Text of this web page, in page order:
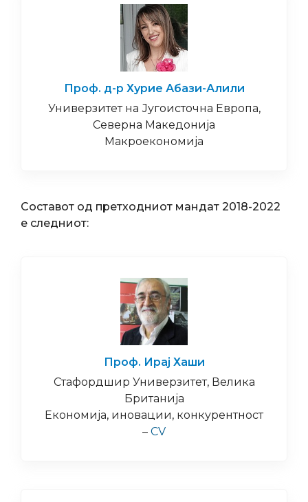
Проф. д-р Хурие Абази-Алили
Универзитет на Југоисточна Европа,
Северна Македонија
Макроекономија
Составот од претходниот мандат 2018-2022
е следниот:
Проф. Ирај Хаши
Стафордшир Универзитет, Велика
Британија
Економија, иновации, конкурентност
– CV